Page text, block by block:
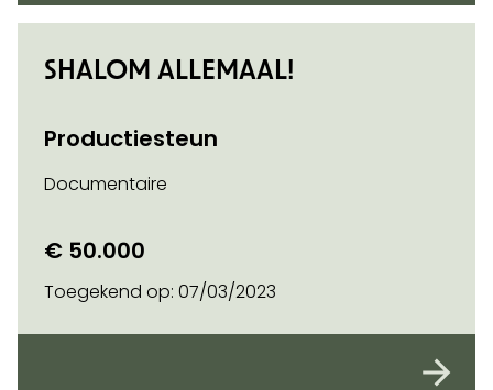
SHALOM ALLEMAAL!
Productiesteun
Documentaire
€ 50.000
Toegekend op: 07/03/2023